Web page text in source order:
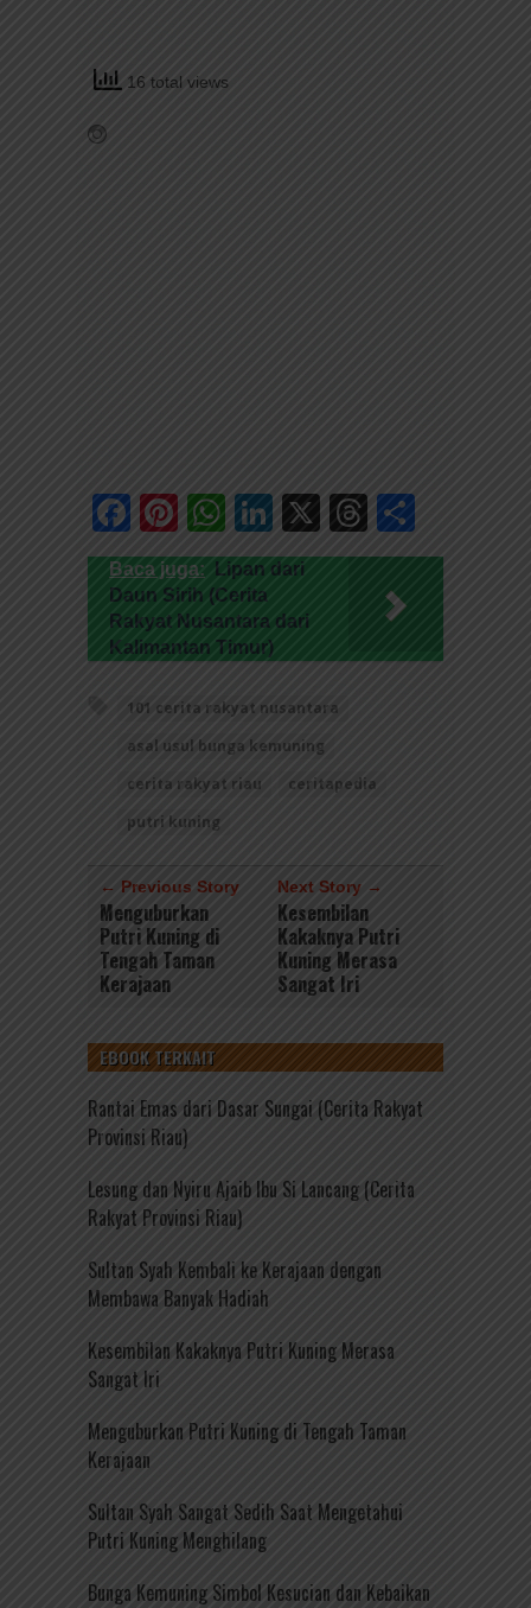
16 total views
Facebook
Pinterest
WhatsApp
LinkedIn
X Threads
Baca juga:
Lipan dari
Daun Sirih (Cerita
Rakyat Nusantara dari
Kalimantan Timur)
101 cerita rakyat nusantara
asal usul bunga kemuning
cerita rakyat riau
ceritapedia
putri kuning
← Previous Story
Menguburkan
Putri Kuning di
Tengah Taman
Kerajaan
Next Story →
Kesembilan
Kakaknya Putri
Kuning Merasa
Sangat Iri
EBOOK TERKAIT
Rantai Emas dari Dasar Sungai (Cerita Rakyat
Provinsi Riau)
Lesung dan Nyiru Ajaib Ibu Si Lancang (Cerita
Rakyat Provinsi Riau)
Sultan Syah Kembali ke Kerajaan dengan
Membawa Banyak Hadiah
Kesembilan Kakaknya Putri Kuning Merasa
Sangat Iri
Menguburkan Putri Kuning di Tengah Taman
Kerajaan
Sultan Syah Sangat Sedih Saat Mengetahui
Putri Kuning Menghilang
Bunga Kemuning Simbol Kesucian dan Kebaikan